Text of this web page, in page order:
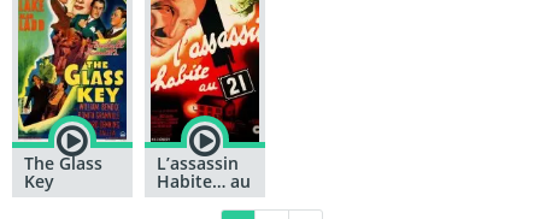
The Glass
Key
L’assassin
Habite… au
21